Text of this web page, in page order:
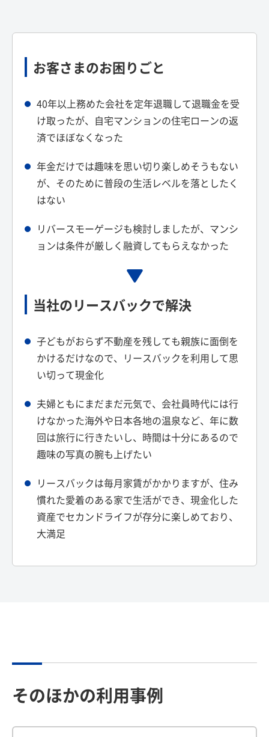
お客さまのお困りごと
40年以上務めた会社を定年退職して退職金を受
け取ったが、自宅マンションの住宅ローンの返
済でほぼなくなった
年金だけでは趣味を思い切り楽しめそうもない
が、そのために普段の生活レベルを落としたく
はない
リバースモーゲージも検討しましたが、マンシ
ョンは条件が厳しく融資してもらえなかった
当社のリースバックで解決
子どもがおらず不動産を残しても親族に面倒を
かけるだけなので、リースバックを利用して思
い切って現金化
夫婦ともにまだまだ元気で、会社員時代には行
けなかった海外や日本各地の温泉など、年に数
回は旅行に行きたいし、時間は十分にあるので
趣味の写真の腕も上げたい
リースバックは毎月家賃がかかりますが、住み
慣れた愛着のある家で生活ができ、現金化した
資産でセカンドライフが存分に楽しめており、
大満足
そのほかの利用事例